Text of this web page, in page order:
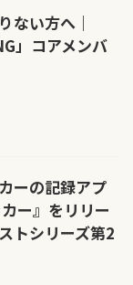
ない方へ｜
」コアメンバ
ーの記録アプ
ー』をリリー
トシリーズ第2